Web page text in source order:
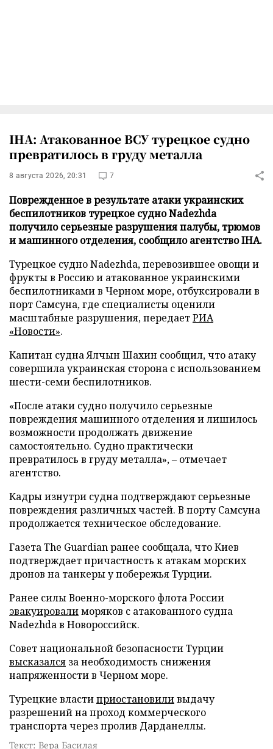
IHA: Атакованное ВСУ турецкое судно
превратилось в груду металла
8 августа 2026, 20:31 7
Поврежденное в результате атаки украинских
беспилотников турецкое судно Nadezhda
получило серьезные разрушения палубы, трюмов
и машинного отделения, сообщило агентство IHA.
Турецкое судно Nadezhda, перевозившее овощи и
фрукты в Россию и атакованное украинскими
беспилотниками в Черном море, отбуксировали в
порт Самсуна, где специалисты оценили
масштабные разрушения, передаетРИА
«Новости».
Капитан судна Ялчын Шахин сообщил, что атаку
совершила украинская сторона с использованием
шести-семи беспилотников.
«После атаки судно получило серьезные
повреждения машинного отделения и лишилось
возможности продолжать движение
самостоятельно. Судно практически
превратилось в груду металла», – отмечает
агентство.
Кадры изнутри судна подтверждают серьезные
повреждения различных частей. В порту Самсуна
продолжается техническое обследование.
Газета The Guardian ранее сообщала, что Киев
подтверждает причастность к атакам морских
дронов на танкеры у побережья Турции.
Ранее силы Военно-морского флота России
эвакуировалиморяков с атакованного судна
Nadezhda в Новороссийск.
Совет национальной безопасности Турции
высказался за необходимость снижения
напряженности в Черном море.
Турецкие властиприостановиливыдачу
разрешений на проход коммерческого
транспорта через пролив Дарданеллы.
Текст: Вера Басилая